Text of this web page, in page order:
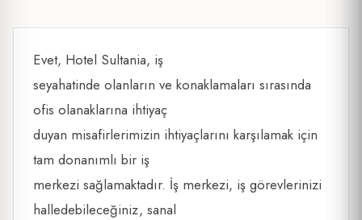
Evet, Hotel Sultania, iş
seyahatinde olanların ve konaklamaları sırasında
ofis olanaklarına ihtiyaç
duyan misafirlerimizin ihtiyaçlarını karşılamak için
tam donanımlı bir iş
merkezi sağlamaktadır. İş merkezi, iş görevlerinizi
halledebileceğiniz, sanal